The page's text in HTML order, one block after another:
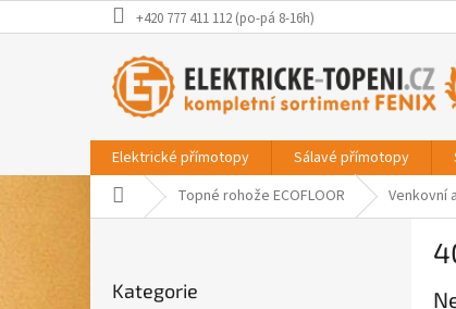
na
+420 777 411 112 (po-pá 8-16h)
Elektrické přímotopy Sálavé přímotopy
Domů Topné rohože ECOFLOOR Venkovní
kategorie
Kategorie